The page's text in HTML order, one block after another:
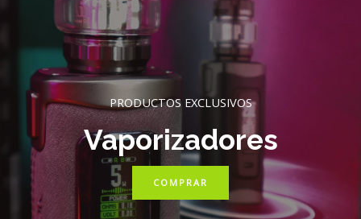
PRODUCTOS EXCLUSIVOS
Vaporizadores
COMPRAR